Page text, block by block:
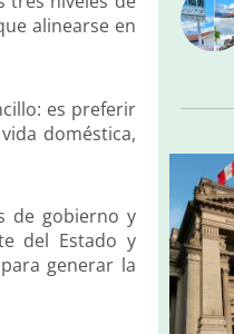
alinearse en
es preferir
doméstica,
de gobierno y
del Estado y
generar la